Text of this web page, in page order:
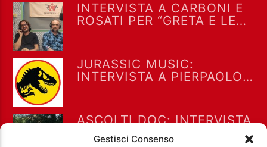
Gestisci Consenso
INTERVISTA A CARBONI E
ROSATI PER “GRETA E LE
JURASSIC MUSIC:
INTERVISTA A PIERPAOLO
ASCOLTI DOC: INTERVISTA
AD ALIXIA MISTRAL –